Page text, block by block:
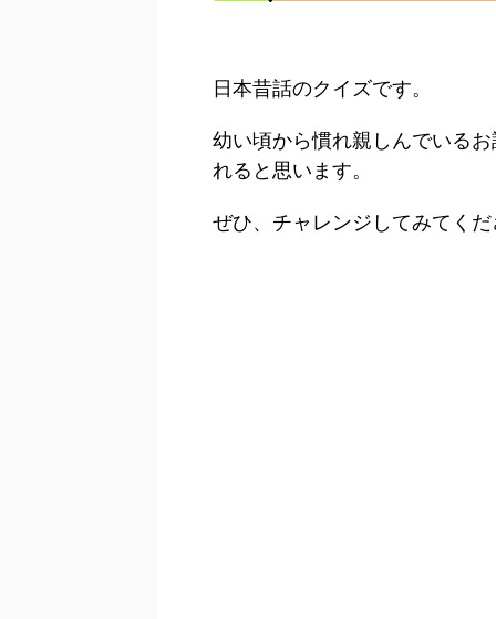
日本昔話のクイズです。
幼い頃から慣れ親しんでいる
れると思います。
ぜひ、チャレンジしてみてく